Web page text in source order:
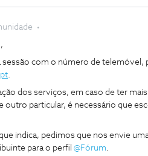
,
com o número de telemóvel,
.
dos serviços, em caso de ter
outro particular, é necessário que
indica, pedimos que nos envie
para o perfil @Fórum.